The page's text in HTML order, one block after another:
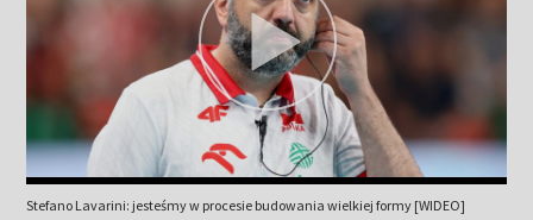
Stefano Lavarini: jesteśmy w procesie budowania wielkiej formy [WIDEO]